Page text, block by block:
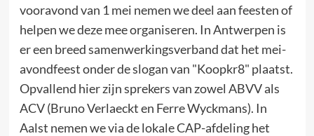
vooravond van 1 mei nemen we deel aan feesten of
helpen we deze mee organiseren. In Antwerpen is
er een breed samenwerkingsverband dat het mei-
avondfeest onder de slogan van "Koopkr8" plaatst.
Opvallend hier zijn sprekers van zowel ABVV als
ACV (Bruno Verlaeckt en Ferre Wyckmans). In
Aalst nemen we via de lokale CAP-afdeling het